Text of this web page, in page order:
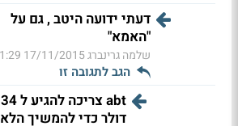
דעתי ידועה היטב , גם על
"האמא"
שלמה גרינברג17/11/2015 11:29
הגב לתגובה זו
abt צריכה להגיע ל 34
דולר כדי להמשיך הלאה